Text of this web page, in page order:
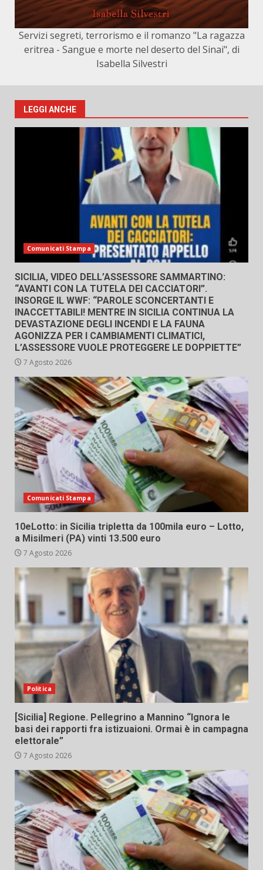
Servizi segreti, terrorismo e il romanzo "La ragazza
eritrea - Sangue e morte nel deserto del Sinai", di
Isabella Silvestri
LEGGI ANCHE
Comunicati Stampa
SICILIA, VIDEO DELL’ASSESSORE SAMMARTINO:
“AVANTI CON LA TUTELA DEI CACCIATORI”.
INSORGE IL WWF: “PAROLE SCONCERTANTI E
INACCETTABILI! MENTRE IN SICILIA CONTINUA LA
DEVASTAZIONE DEGLI INCENDI E LA FAUNA
AGONIZZA PER I CAMBIAMENTI CLIMATICI,
L’ASSESSORE VUOLE PROTEGGERE LE DOPPIETTE”
7 Agosto 2026
Comunicati Stampa
10eLotto: in Sicilia tripletta da 100mila euro – Lotto,
a Misilmeri (PA) vinti 13.500 euro
7 Agosto 2026
Politica
[Sicilia] Regione. Pellegrino a Mannino “Ignora le
basi dei rapporti fra istizuaioni. Ormai è in campagna
elettorale”
7 Agosto 2026